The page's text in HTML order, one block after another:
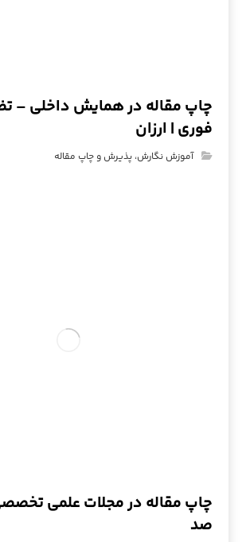
چاپ مقاله در همایش داخلی –
فوری | ارزان
آموزش نگارش، پذیرش و چاپ مقاله
چاپ مقاله در مجلات علمی
صد